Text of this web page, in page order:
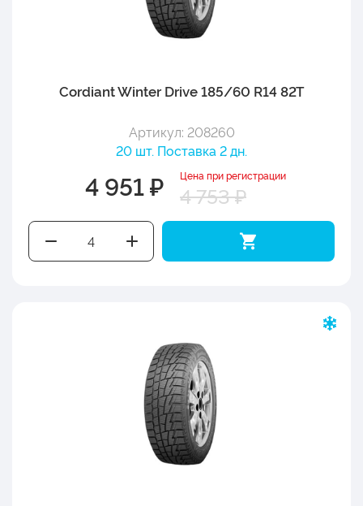
Cordiant Winter Drive 185/60 R14 82T
Артикул: 208260
20 шт. Поставка 2 дн.
4 951 ₽ Цена при регистрации
4 753 ₽